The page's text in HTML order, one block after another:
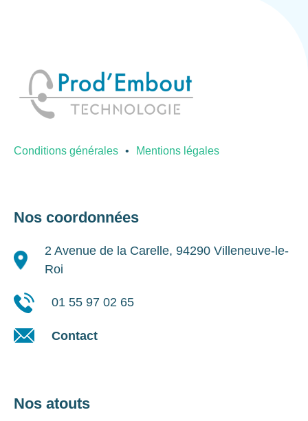
Conditions générales Mentions légales
Nos coordonnées
2 Avenue de la Carelle, 94290 Villeneuve-le-
Roi
01 55 97 02 65
Contact
Nos atouts